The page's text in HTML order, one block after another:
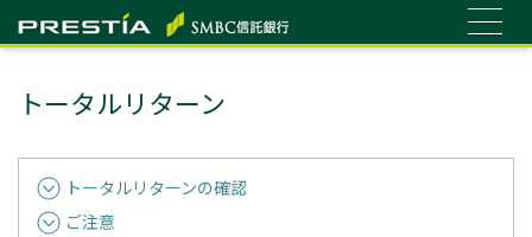
トータルリターン
トータルリターンの確認
ご注意